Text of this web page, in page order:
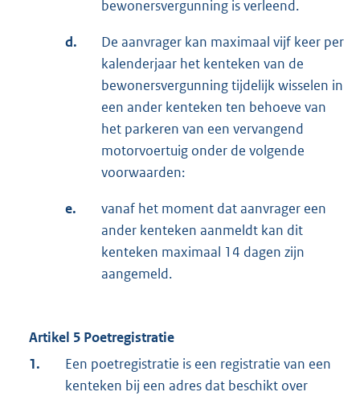
bewonersvergunning is verleend.
d.
De aanvrager kan maximaal vijf keer per
kalenderjaar het kenteken van de
bewonersvergunning tijdelijk wisselen in
een ander kenteken ten behoeve van
het parkeren van een vervangend
motorvoertuig onder de volgende
voorwaarden:
e.
vanaf het moment dat aanvrager een
ander kenteken aanmeldt kan dit
kenteken maximaal 14 dagen zijn
aangemeld.
Artikel 5 Poetregistratie
1.
Een poetregistratie is een registratie van een
kenteken bij een adres dat beschikt over